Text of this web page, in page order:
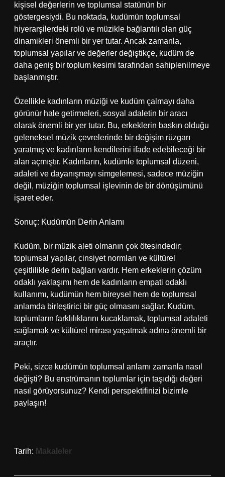
kişisel değerlerin ve toplumsal statünün bir
göstergesiydi. Bu noktada, kudümün toplumsal
hiyerarşilerdeki rolü ve müzikle bağlantılı olan güç
dinamikleri önemli bir yer tutar. Ancak zamanla,
toplumsal yapılar ve değerler değiştikçe, kudüm de
daha geniş bir toplum kesimi tarafından sahiplenilmeye
başlanmıştır.
Özellikle kadınların müziği ve kudüm çalmayı daha
görünür hale getirmeleri, sosyal adaletin bir aracı
olarak önemli bir yer tutar. Bu, erkeklerin baskın olduğu
geleneksel müzik çevrelerinde bir değişim rüzgarı
yaratmış ve kadınların kendilerini ifade edebileceği bir
alan açmıştır. Kadınların, kudümle toplumsal düzeni,
adaleti ve dayanışmayı simgelemesi, sadece müziğin
değil, müziğin toplumsal işlevinin de bir dönüşümünü
işaret eder.
Sonuç: Kudümün Derin Anlamı
Kudüm, bir müzik aleti olmanın çok ötesindedir;
toplumsal yapılar, cinsiyet normları ve kültürel
çeşitlilikle derin bağları vardır. Hem erkeklerin çözüm
odaklı yaklaşımı hem de kadınların empati odaklı
kullanımı, kudümün hem bireysel hem de toplumsal
anlamda birleştirici bir güç olmasını sağlar. Kudüm,
toplumların farklılıklarını kucaklamak, toplumsal adaleti
sağlamak ve kültürel mirası yaşatmak adına önemli bir
araçtır.
Peki, sizce kudümün toplumsal anlamı zamanla nasıl
değişti? Bu enstrümanın toplumlar için taşıdığı değeri
nasıl görüyorsunuz? Kendi perspektifinizi bizimle
paylaşın!
Tarih: Makaleler